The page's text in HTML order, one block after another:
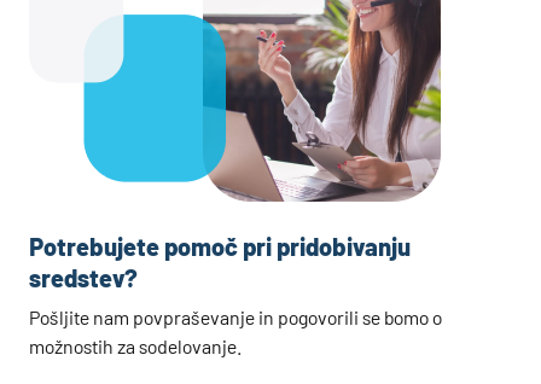
Potrebujete pomoč pri pridobivanju
sredstev?
Pošljite nam povpraševanje in pogovorili se bomo o
možnostih za sodelovanje.